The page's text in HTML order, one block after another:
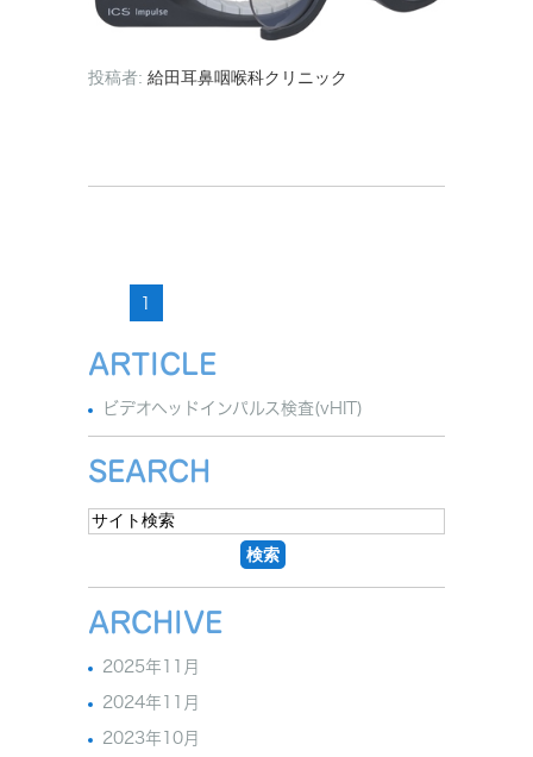
投稿者: 給田耳鼻咽喉科クリニック
1
ARTICLE
ビデオヘッドインパルス検査(vHIT)
SEARCH
ARCHIVE
2025年11月
2024年11月
2023年10月